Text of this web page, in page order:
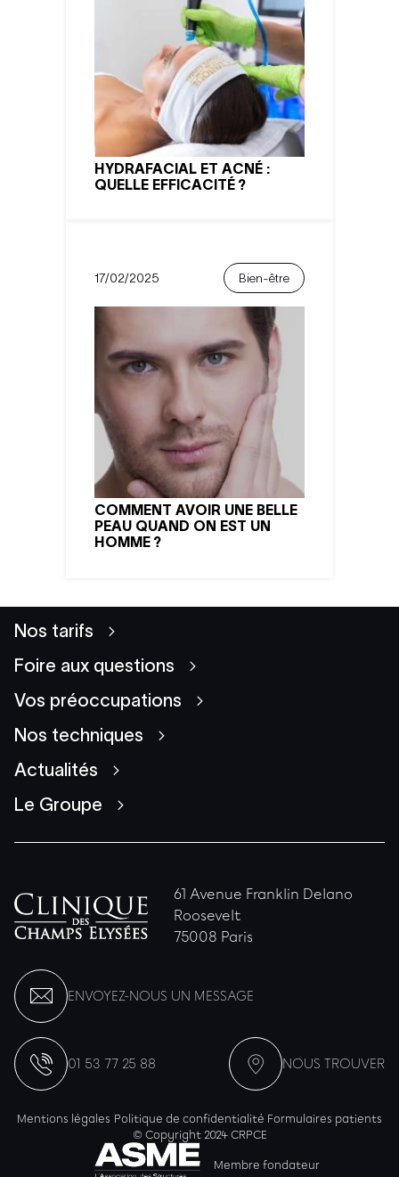
HYDRAFACIAL ET ACNÉ :
QUELLE EFFICACITÉ ?
17/02/2025 Bien-être
COMMENT AVOIR UNE BELLE
PEAU QUAND ON EST UN
HOMME ?
Nos tarifs
Foire aux questions
Vos préoccupations
Nos techniques
Actualités
Le Groupe
61 Avenue Franklin Delano
Roosevelt
75008 Paris
ENVOYEZ-NOUS UN MESSAGE
01 53 77 25 88 NOUS TROUVER
Mentions légales Politique de confidentialité Formulaires patients
© Copyright 2024 CRPCE
Membre fondateur